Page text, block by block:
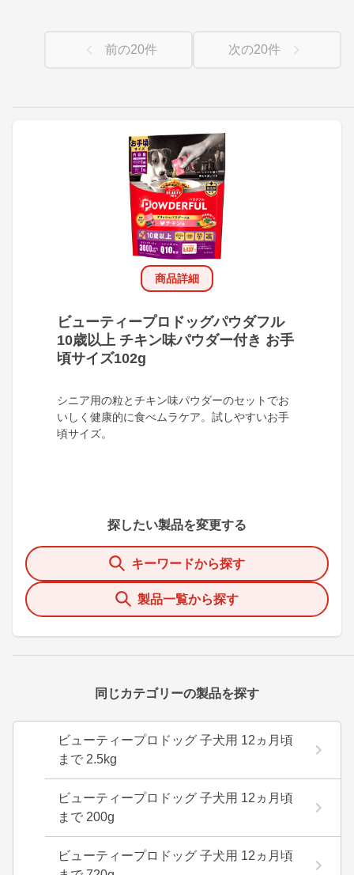
商品詳細
ビューティープロドッグパウダフル
10歳以上 チキン味パウダー付き お手
頃サイズ102g
シニア用の粒とチキン味パウダーのセットでお
いしく健康的に食べムラケア。試しやすいお手
頃サイズ。
探したい製品を変更する
キーワードから探す
製品一覧から探す
同じカテゴリーの製品を探す
ビューティープロドッグ 子犬用 12ヵ月頃
まで 2.5kg
ビューティープロドッグ 子犬用 12ヵ月頃
まで 200g
ビューティープロドッグ 子犬用 12ヵ月頃
前の20件 次の20件